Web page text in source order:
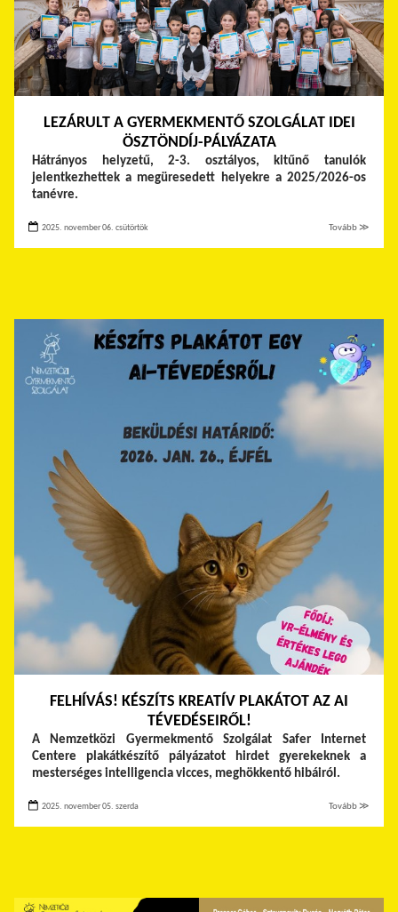
LEZÁRULT A GYERMEKMENTŐ SZOLGÁLAT IDEI
ÖSZTÖNDÍJ-PÁLYÁZATA
Hátrányos helyzetű, 2-3. osztályos, kitűnő tanulók
jelentkezhettek a megüresedett helyekre a 2025/2026-os
tanévre.
2025. november 06. csütörtök Tovább ≫
FELHÍVÁS! KÉSZÍTS KREATÍV PLAKÁTOT AZ AI
TÉVEDÉSEIRŐL!
A Nemzetközi Gyermekmentő Szolgálat Safer Internet
Centere plakátkészítő pályázatot hirdet gyerekeknek a
mesterséges intelligencia vicces, meghökkentő hibáiról.
2025. november 05. szerda Tovább ≫